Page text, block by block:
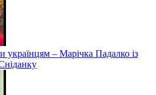
українцям – Марічка Падалко із